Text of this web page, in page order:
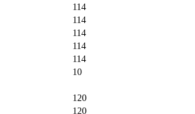
114
114
114
114
114
10
120
120